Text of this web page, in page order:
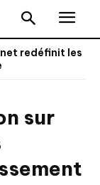
redéfinit les
sur